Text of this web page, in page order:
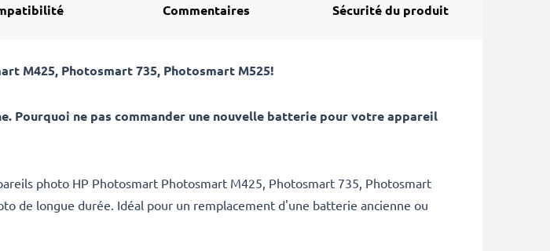
Commentaires Sécurité du produit
M425, Photosmart 735, Photosmart M525!
Pourquoi ne pas commander une nouvelle batterie pour votre appareil
photo HP Photosmart Photosmart M425, Photosmart 735, Photosmart
de longue durée. Idéal pour un remplacement d'une batterie ancienne ou